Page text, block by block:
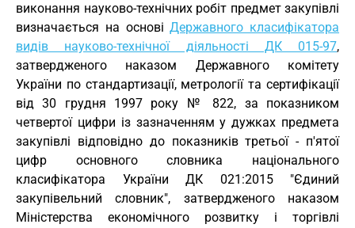
виконання науково-технічних робіт предмет закупівлі
визначається на основіДержавного класифікатора
видів науково-технічної діяльності ДК 015-97,
затвердженого наказом Державного комітету
України по стандартизації, метрології та сертифікації
від 30 грудня 1997 року № 822, за показником
четвертої цифри із зазначенням у дужках предмета
закупівлі відповідно до показників третьої - п'ятої
цифр основного словника національного
класифікатора України ДК 021:2015 "Єдиний
закупівельний словник", затвердженого наказом
Міністерства економічного розвитку і торгівлі